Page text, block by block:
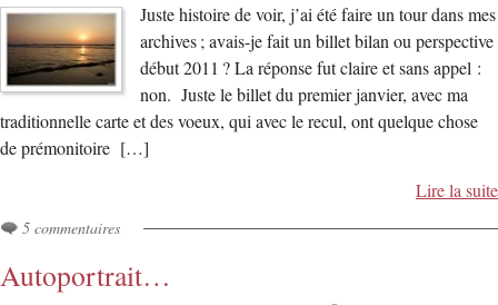
Juste histoire de voir, j’ai été faire un tour dans mes
archives ; avais-je fait un billet bilan ou perspective
début 2011 ? La réponse fut claire et sans appel :
non. Juste le billet du premier janvier, avec ma
traditionnelle carte et des voeux, qui avec le recul, ont quelque chose
de prémonitoire […]
Lire la suite
5 commentaires
Autoportrait…